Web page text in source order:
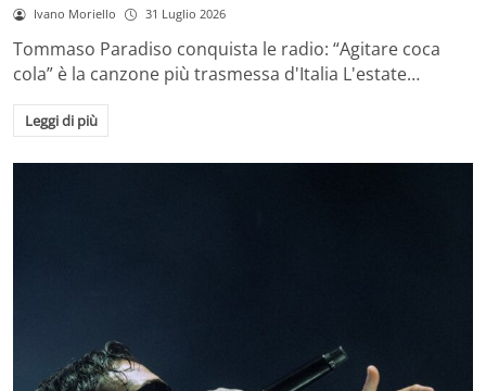
Ivano Moriello 31 Luglio 2026
Tommaso Paradiso conquista le radio: “Agitare coca
cola” è la canzone più trasmessa d'Italia L'estate…
Leggi di più